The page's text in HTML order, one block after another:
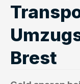
Brest